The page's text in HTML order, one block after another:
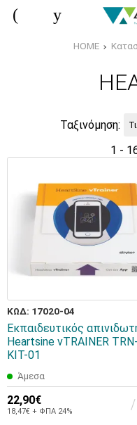
HOME
Ταξινόμηση:
1 -
ΚΩΔ: 17020-04
Εκπαιδευτικός
Heartsine vTRAINER TRN-
KIT-01
Άμεσα
22,90€
18,47€ + ΦΠΑ 24%